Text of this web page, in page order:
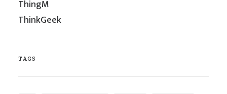
ThingM
ThinkGeek
TAGS